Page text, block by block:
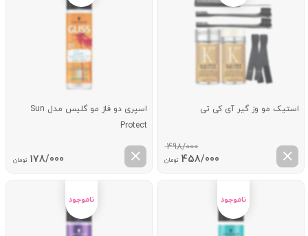
استیک مو وز گیر آی کی تی
498/000
قیمت
458/000 تومانقیمت
فعلی:
اسپری دو فاز مو گلیس مدل Sun
Protect
178/000 تومان